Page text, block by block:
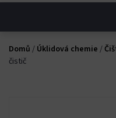
Domů / Úklidová chemie /
čistič